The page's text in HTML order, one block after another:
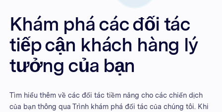
Khám phá các đối tác
tiếp cận khách hàng lý
tưởng của bạn
Tìm hiểu thêm về các đối tác tiềm năng cho các chiến dịch
của bạn thông qua Trình khám phá đối tác của chúng tôi. Khi